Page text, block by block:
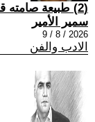
(2) طبيعة صامته قصة قصيرة
سمير الأمير
2026 / 8 / 9
الادب والفن